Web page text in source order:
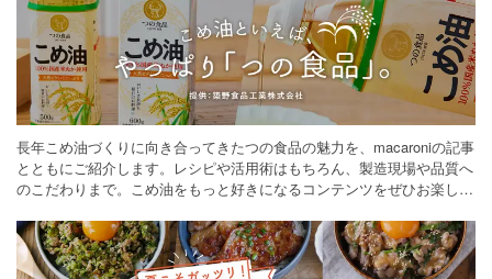
長年こめ油づくりに向き合ってきたつの食品の魅力を、macaroniの記事
とともにご紹介します。レシピや活用術はもちろん、製造現場や品質へ
のこだわりまで。こめ油をもっと好きになるコンテンツをぜひお楽しみ